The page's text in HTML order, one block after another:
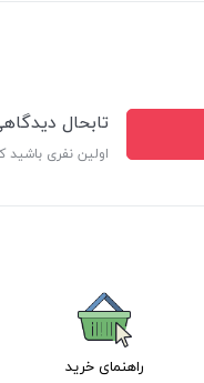
تابحال
اولین نفری
راهنمای خرید